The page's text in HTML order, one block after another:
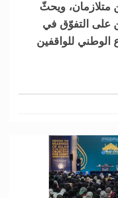
متلازمان، ويحثّ
على التفوّق في
الوطني للواقفين